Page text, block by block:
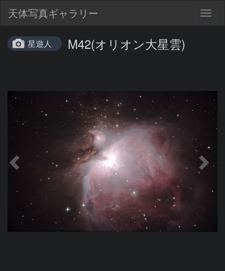
天体写真ギャラリー
星遊人 M42(オリオン大星雲)